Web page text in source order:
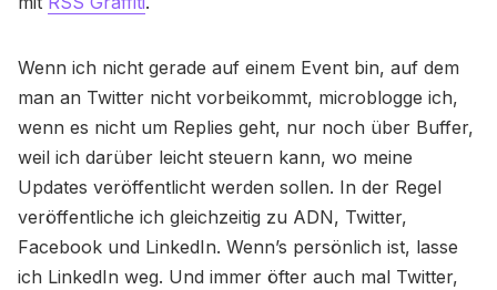
Wenn ich nicht gerade auf einem Event bin, auf dem
man an Twitter nicht vorbeikommt, microblogge ich,
wenn es nicht um Replies geht, nur noch über Buffer,
weil ich darüber leicht steuern kann, wo meine
Updates veröffentlicht werden sollen. In der Regel
veröffentliche ich gleichzeitig zu ADN, Twitter,
Facebook und LinkedIn. Wenn’s persönlich ist, lasse
ich LinkedIn weg. Und immer öfter auch mal Twitter,